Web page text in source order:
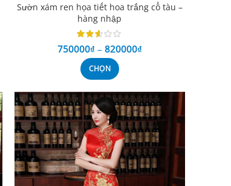
Sườn xám ren họa tiết hoa trắng cổ tàu –
hàng nhập
750000₫ – 820000₫
CHỌN